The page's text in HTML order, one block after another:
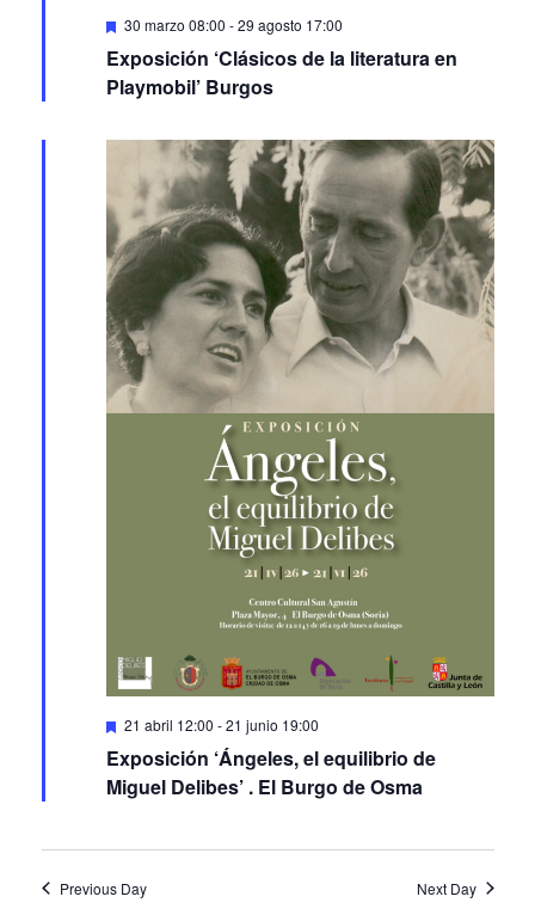
Featured
30 marzo 08:00 -29 agosto 17:00
Exposición ‘Clásicos de la literatura en
Playmobil’ Burgos
Featured
21 abril 12:00 -21 junio 19:00
Exposición ‘Ángeles, el equilibrio de
Miguel Delibes’ . El Burgo de Osma
Previous Day Next Day